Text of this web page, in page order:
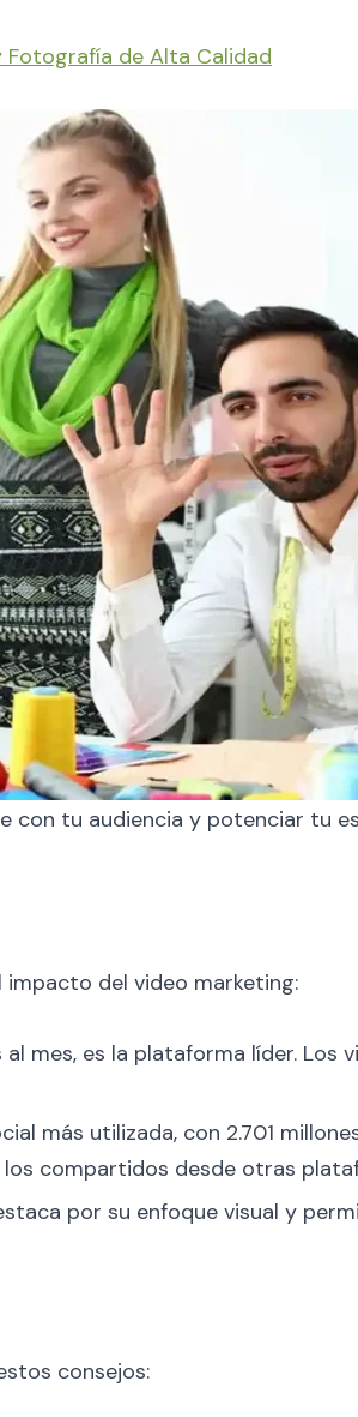
Fotografía de Alta Calidad
con tu audiencia y potenciar tu
impacto del video marketing:
mes, es la plataforma líder. Los
más utilizada, con 2.701
compartidos desde otras
por su enfoque visual y
consejos: